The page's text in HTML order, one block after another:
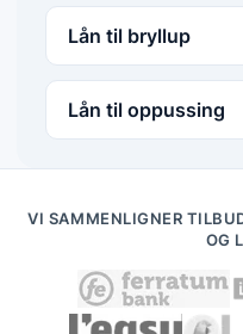
Lån til bryllup
Lån til oppussing
VI SAMMENLIGNER
OG